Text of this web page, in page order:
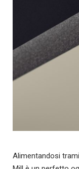
Alimentandosi